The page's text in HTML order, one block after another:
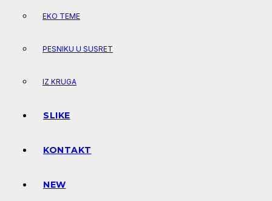
EKO TEME
PESNIKU U SUSRET
IZ KRUGA
SLIKE
KONTAKT
NEW